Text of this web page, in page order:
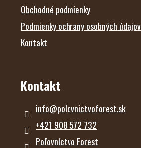
Obchodné podmienky
Podmienky ochrany osobných údajov
Kontakt
Kontakt
info@polovnictvoforest.sk
+421 908 572 732
Poľovníctvo Forest